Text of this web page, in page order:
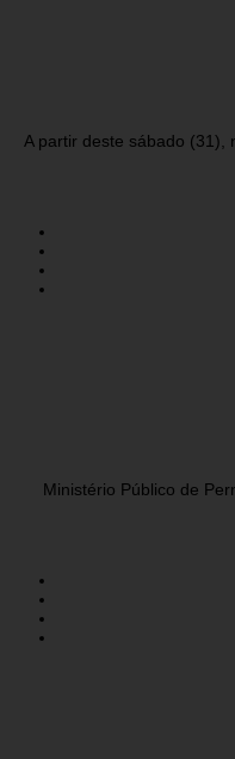
A partir deste sábado (31),
Ministério Público de